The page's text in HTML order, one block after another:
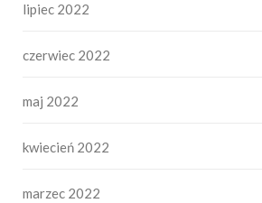
lipiec 2022
czerwiec 2022
maj 2022
kwiecień 2022
marzec 2022